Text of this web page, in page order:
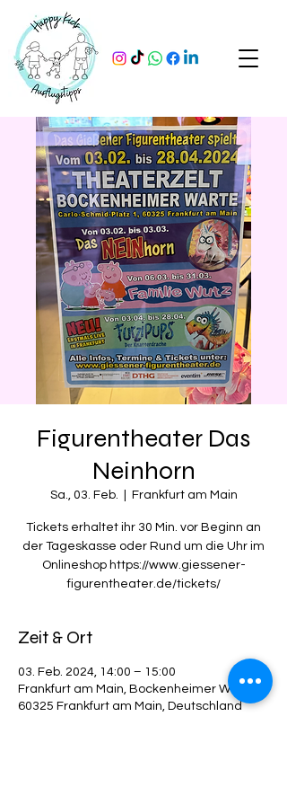
Figurentheater Das
Neinhorn
Sa., 03. Feb. Frankfurt am Main
Tickets erhaltet ihr 30 Min. vor Beginn an
der Tageskasse oder Rund um die Uhr im
Onlineshop https://www.giessener-
figurentheater.de/tickets/
Zeit & Ort
03. Feb. 2024, 14:00 – 15:00
Frankfurt am Main, Bockenheimer Warte,
60325 Frankfurt am Main, Deutschland